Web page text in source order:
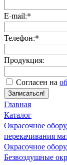
E-mail:*
Телефон:*
Продукция:
Согласен на
Записаться!
Главная
Каталог
Окрасочное
перекачивания
Окрасочное
Безвоздушные